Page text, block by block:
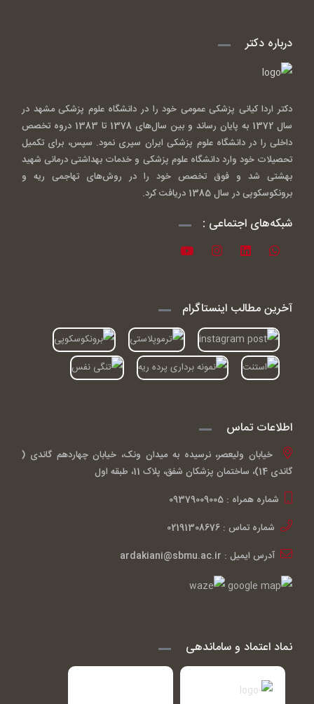
درباره دکتر
دکتر اردا کیانی پزشکی عمومی خود را در دانشگاه علوم پزشکی مشهد در
سال 1372 به پایان رساند و بین سال‌های 1378 تا 1383 دروه تخصص
داخلی را در دانشگاه علوم پزشکی ایران سپری نمود. سپس، برای تکمیل
تحصیلات خود وارد دانشگاه علوم پزشکی و خدمات بهداشتی درمانی شهید
بهشتی شد و فوق تخصص خود را در روش‌های تهاجمی ریه و
برونکوسکوپی در سال 1385 دریافت کرد.
شبکه‌های اجتماعی :
آخرین مطالب اینستاگرام
اطلاعات تماس
خیابان ولیعصر، نرسیده به میدان ونک، خیابان چهاردهم گاندی (
گاندی 14)، ساختمان پزشکان شفق، پلاک 11، طبقه اول
شماره همراه : 09379009005
شماره تماس : 02191308676
آدرس ایمیل : ardakiani@sbmu.ac.ir
نماد اعتماد و ساماندهی